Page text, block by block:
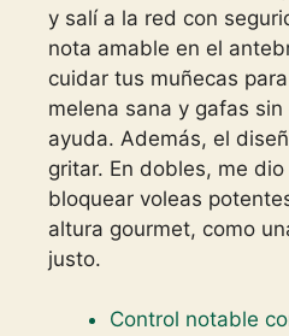
y salí a la red con
nota amable en el
cuidar tus muñecas
melena sana y gafas
ayuda. Además, el
gritar. En dobles, me
bloquear voleas
altura gourmet, como
justo.
Control notable